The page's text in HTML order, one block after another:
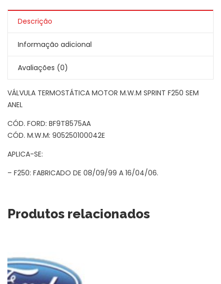
Descrição
Informação adicional
Avaliações (0)
VÁLVULA TERMOSTÁTICA MOTOR M.W.M SPRINT F250 SEM
ANEL
CÓD. FORD: BF9T8575AA
CÓD. M.W.M: 905250100042E
APLICA-SE:
– F250: FABRICADO DE 08/09/99 A 16/04/06.
Produtos relacionados